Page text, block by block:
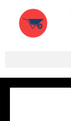
contenuto